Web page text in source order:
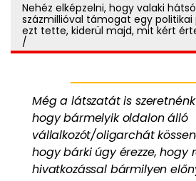
Nehéz elképzelni, hogy valaki
százmillióval támogat egy politikai
ezt tette, kiderül majd, mit kért
/
Még a látszatát is
hogy bármelyik oldalon álló
vállalkozót/oligarchát
hogy bárki úgy érezze, hogy
hivatkozással bármilyen